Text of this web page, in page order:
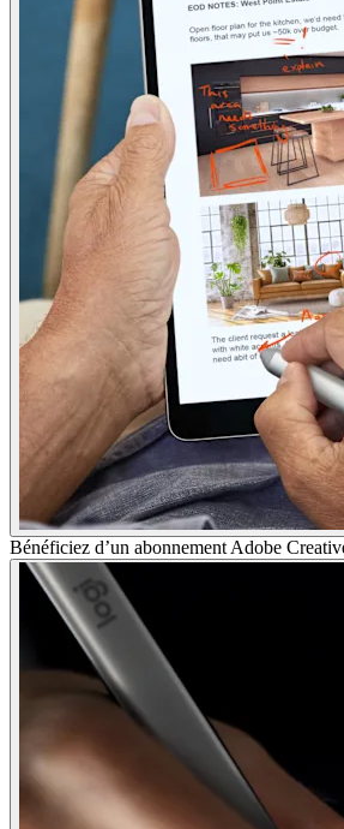
Bénéficiez d’un abonnement Adobe